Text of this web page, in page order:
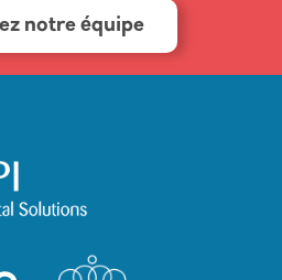
notre équipe